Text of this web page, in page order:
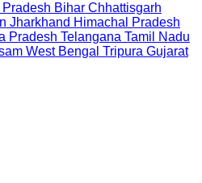
Pradesh Bihar Chhattisgarh
Jharkhand Himachal Pradesh
Pradesh Telangana Tamil Nadu
West Bengal Tripura Gujarat